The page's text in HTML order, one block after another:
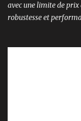
avec une limite de
robustesse et